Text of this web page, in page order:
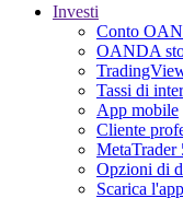
Investi
Conto
OANDA
Tassi di
App mobile
Cliente
MetaTrader
Opzioni di
Scarica